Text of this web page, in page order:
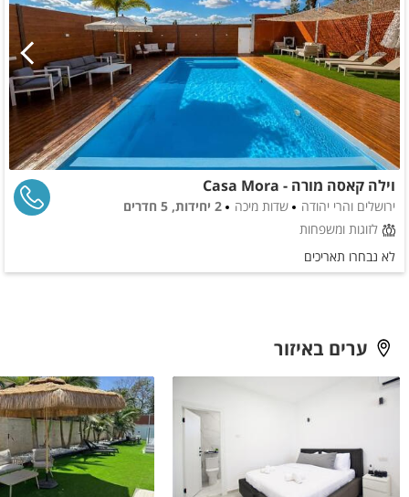
וילה קאסה מורה - Casa Mora
ירושלים והרי יהודה שדות מיכה
2 יחידות, 5 חדרים
לזוגות ומשפחות
לא נבחרו תאריכים
ערים באיזור